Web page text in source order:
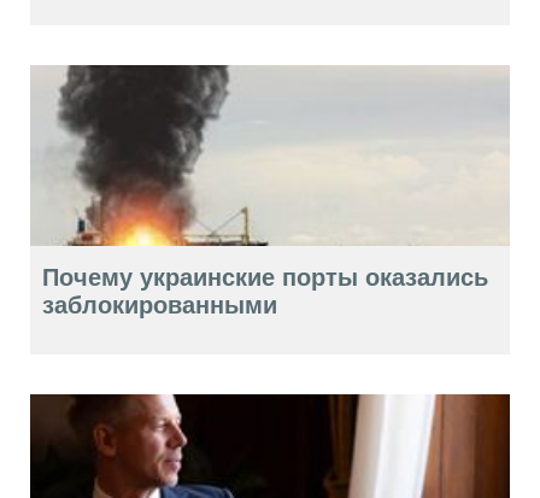
Почему украинские порты оказались
заблокированными